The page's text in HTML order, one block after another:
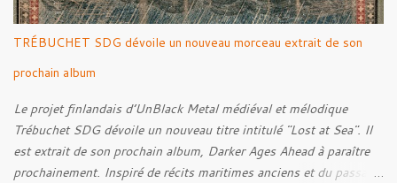
TRÉBUCHET SDG dévoile un nouveau morceau extrait de son
prochain album
Le projet finlandais d’UnBlack Metal médiéval et mélodique
Trébuchet SDG dévoile un nouveau titre intitulé "Lost at Sea". Il
est extrait de son prochain album, Darker Ages Ahead à paraître
prochainement. Inspiré de récits maritimes anciens et du passage